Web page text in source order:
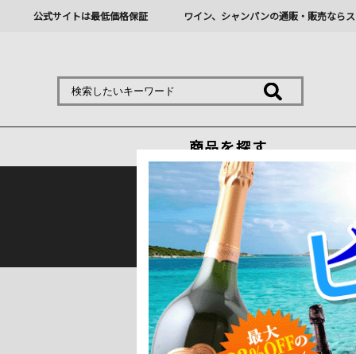
公式サイトは最低価格保証 ワイン、シャンパンの通販・販売なら
商品を探す
熊本地震の影響により
トップ ＞掘り出し物